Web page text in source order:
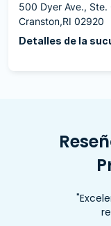
500 Dyer Ave., Ste.
Cranston,RI 02920
Detalles de la